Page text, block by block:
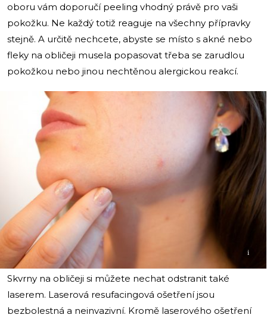
oboru vám doporučí peeling vhodný právě pro vaši
pokožku. Ne každý totiž reaguje na všechny přípravky
stejně. A určitě nechcete, abyste se místo s akné nebo
fleky na obličeji musela popasovat třeba se zarudlou
pokožkou nebo jinou nechtěnou alergickou reakcí.
i
Skvrny na obličeji si můžete nechat odstranit také
laserem. Laserová resufacingová ošetření jsou
bezbolestná a neinvazivní. Kromě laserového ošetření